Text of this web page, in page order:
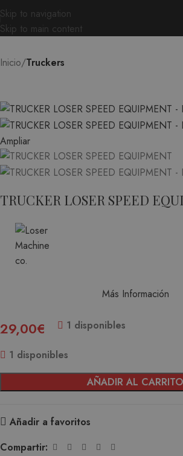
Skip to navigation
Skip to main content
Inicio Truckers
Ampliar
TRUCKER LOSER SPEED
Más Información
29,00€ 1 disponibles
1 disponibles
AÑADIR AL CARRITO
Añadir a favoritos
Compartir: